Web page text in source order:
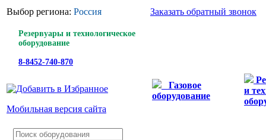
Выбор региона: Россия
Резервуары и технологическое
оборудование
8-8452-740-870
Мобильная версия сайта
Заказать обратный звонок
Газовое
оборудование
и